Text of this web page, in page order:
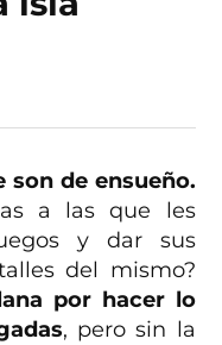
son de ensueño.
a las que les
y dar sus
del mismo?
por hacer lo
, pero sin la